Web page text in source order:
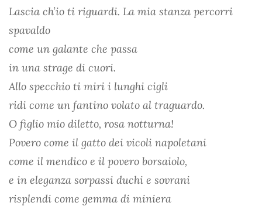
Lascia ch’io ti riguardi. La mia stanza percorri
spavaldo
come un galante che passa
in una strage di cuori.
Allo specchio ti miri i lunghi cigli
ridi come un fantino volato al traguardo.
O figlio mio diletto, rosa notturna!
Povero come il gatto dei vicoli napoletani
come il mendico e il povero borsaiolo,
e in eleganza sorpassi duchi e sovrani
risplendi come gemma di miniera